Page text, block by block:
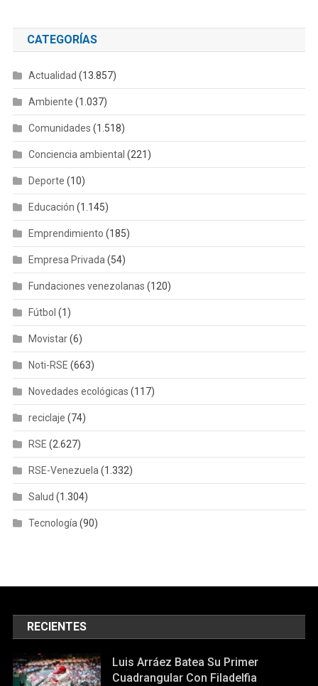
CATEGORÍAS
Actualidad (13.857)
Ambiente (1.037)
Comunidades (1.518)
Conciencia ambiental (221)
Deporte (10)
Educación (1.145)
Emprendimiento (185)
Empresa Privada(54)
Fundaciones venezolanas (120)
Fútbol (1)
Movistar(6)
Noti-RSE (663)
Novedades ecológicas (117)
reciclaje (74)
RSE (2.627)
RSE-Venezuela(1.332)
Salud (1.304)
Tecnología(90)
RECIENTES
Luis Arráez Batea Su Primer
Cuadrangular Con Filadelfia